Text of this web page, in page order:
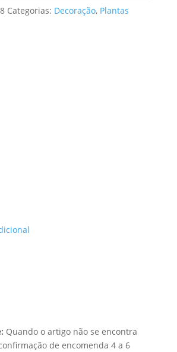
Categorias: Decoração, Plantas
Quando o artigo não se encontra
de encomenda 4 a 6